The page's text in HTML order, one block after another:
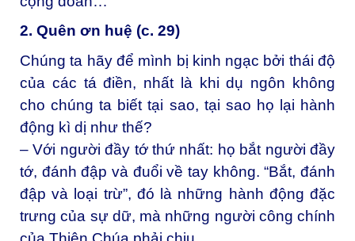
2. Quên ơn huệ (c. 29)
Chúng ta hãy để mình bị kinh ngạc bởi thái độ
của các tá điền, nhất là khi dụ ngôn không
cho chúng ta biết tại sao, tại sao họ lại hành
động kì dị như thế?
– Với người đầy tớ thứ nhất: họ bắt người đầy
tớ, đánh đập và đuổi về tay không. “Bắt, đánh
đập và loại trừ”, đó là những hành động đặc
trưng của sự dữ, mà những người công chính